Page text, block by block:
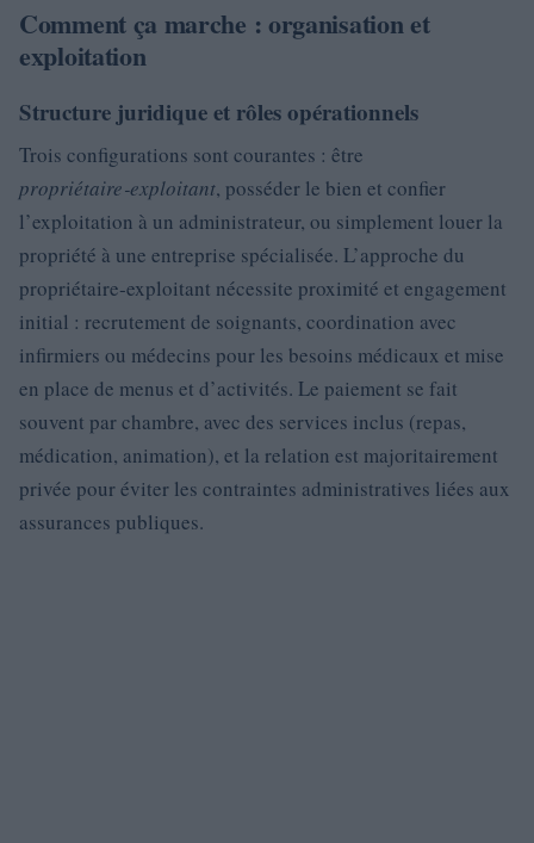
Comment ça marche : organisation et
exploitation
Structure juridique et rôles opérationnels
Trois configurations sont courantes : être
propriétaire‑exploitant, posséder le bien et confier
l’exploitation à un administrateur, ou simplement louer la
propriété à une entreprise spécialisée. L’approche du
propriétaire‑exploitant nécessite proximité et engagement
initial : recrutement de soignants, coordination avec
infirmiers ou médecins pour les besoins médicaux et mise
en place de menus et d’activités. Le paiement se fait
souvent par chambre, avec des services inclus (repas,
médication, animation), et la relation est majoritairement
privée pour éviter les contraintes administratives liées aux
assurances publiques.